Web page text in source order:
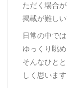
ただく場合が
掲載が難し
日常の中で
ゆっくり眺め
そんなひと
しく思います